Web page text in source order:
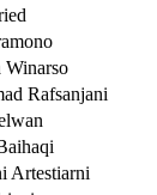
Winarso
Rafsanjani
Artestiarni